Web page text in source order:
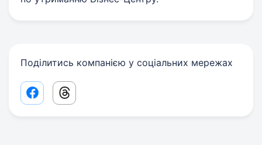
Поділитись компанією у соціальних мережах
Facebook share link
Threads share link